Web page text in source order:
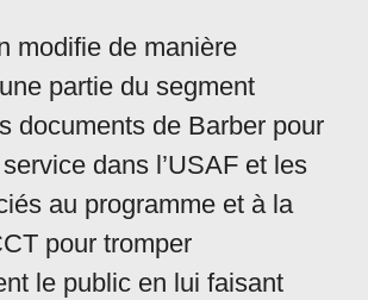
modifie de manière
partie du segment
documents de Barber pour
dans l’USAF et les
au programme et à la
pour tromper
le public en lui faisant